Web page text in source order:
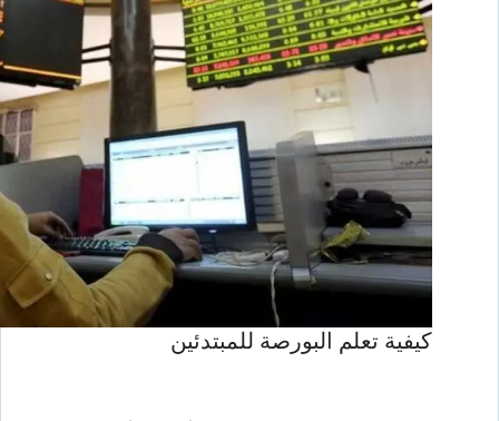
كيفية تعلم البورصة للمبتدئين